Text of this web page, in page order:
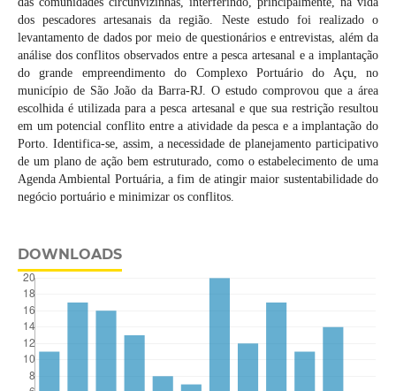
dos pescadores artesanais da região. Neste estudo foi realizado o
levantamento de dados por meio de questionários e entrevistas, além da
análise dos conflitos observados entre a pesca artesanal e a implantação
do grande empreendimento do Complexo Portuário do Açu, no
município de São João da Barra-RJ. O estudo comprovou que a área
escolhida é utilizada para a pesca artesanal e que sua restrição resultou
em um potencial conflito entre a atividade da pesca e a implantação do
Porto. Identifica-se, assim, a necessidade de planejamento participativo
de um plano de ação bem estruturado, como o estabelecimento de uma
Agenda Ambiental Portuária, a fim de atingir maior sustentabilidade do
negócio portuário e minimizar os conflitos.
DOWNLOADS